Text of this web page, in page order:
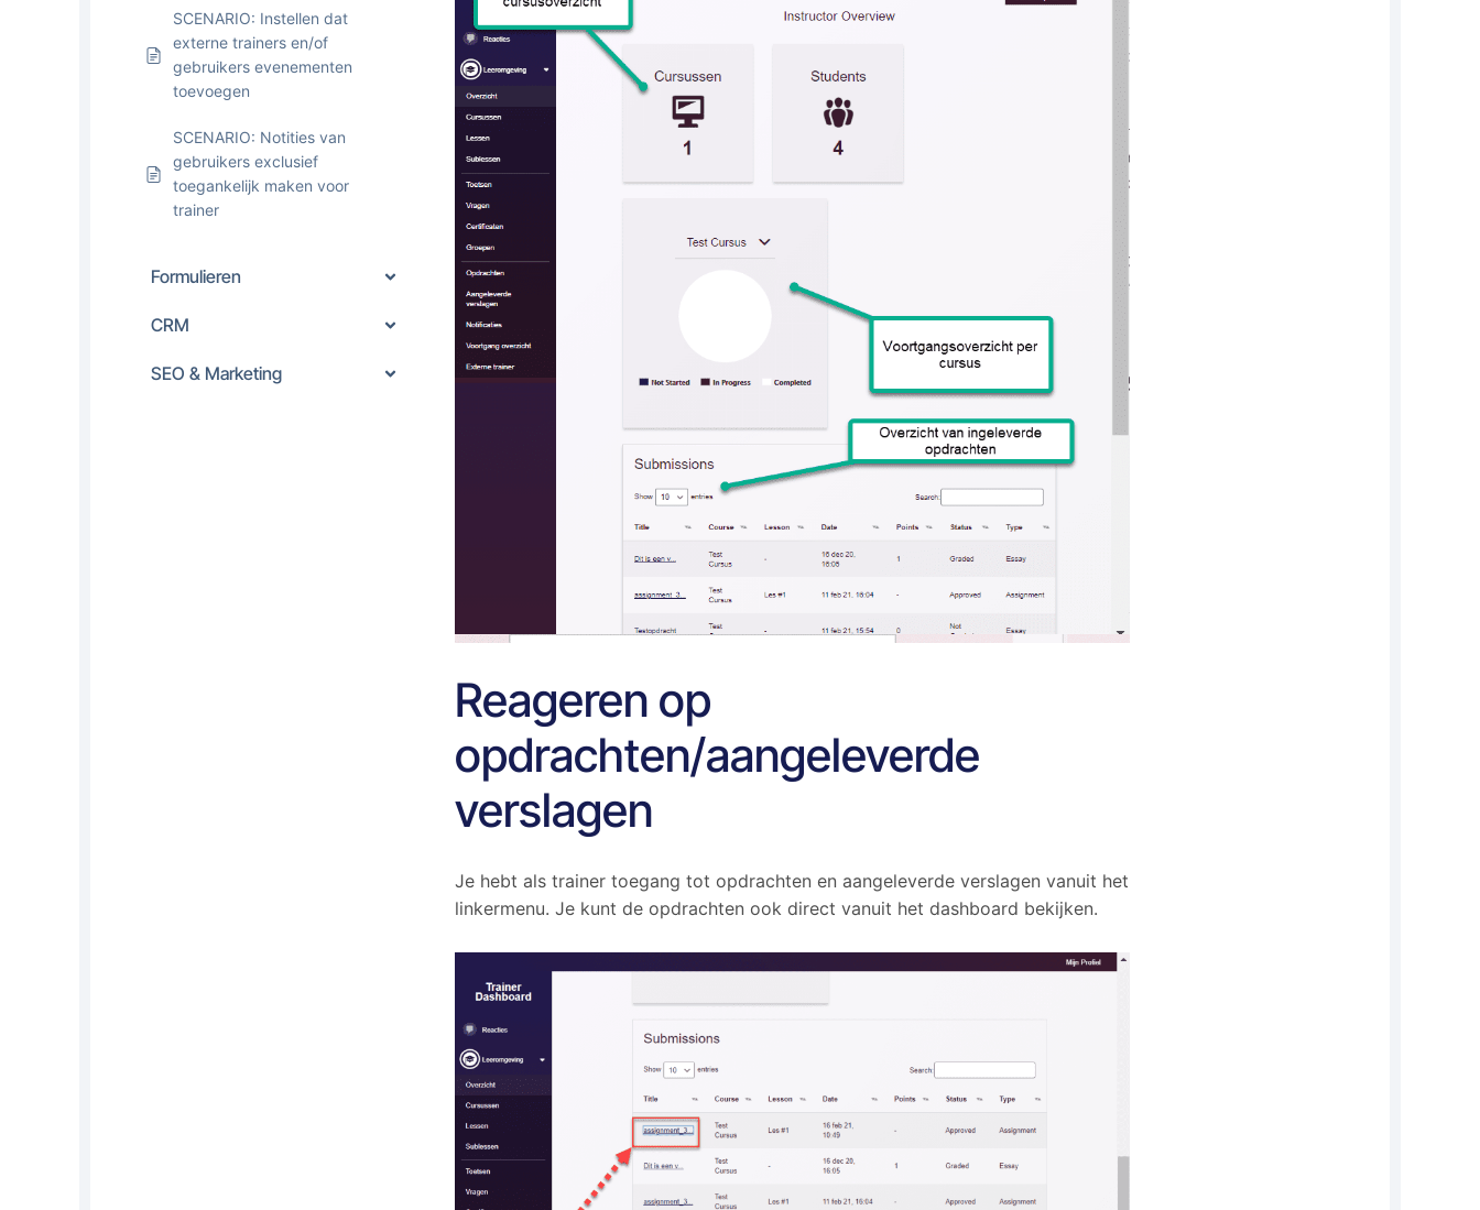
SCENARIO: Instellen dat
externe trainers en/of
gebruikers evenementen
toevoegen
SCENARIO: Notities van
gebruikers exclusief
toegankelijk maken voor
trainer
Formulieren
CRM
SEO & Marketing
Reageren op
opdrachten/aangeleverde
verslagen
Je hebt als trainer toegang tot opdrachten en aangeleverde verslagen vanuit het
linkermenu. Je kunt de opdrachten ook direct vanuit het dashboard bekijken.